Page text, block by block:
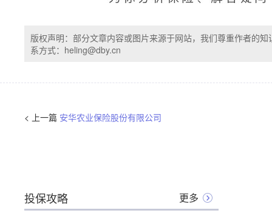
版权声明：部分文章内容或图片来源于网站，我们尊重作者的
系方式：heling@dby.cn
< 上一篇 安华农业保险股份有限公司
投保攻略 更多